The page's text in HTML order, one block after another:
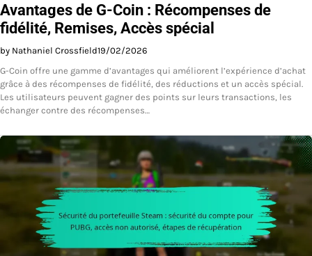
Avantages de G-Coin : Récompenses de
fidélité, Remises, Accès spécial
by Nathaniel Crossfield19/02/2026
G-Coin offre une gamme d’avantages qui améliorent l’expérience d’achat
grâce à des récompenses de fidélité, des réductions et un accès spécial.
Les utilisateurs peuvent gagner des points sur leurs transactions, les
échanger contre des récompenses…